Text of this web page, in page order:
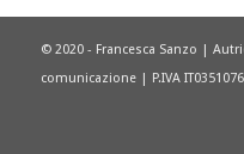
© 2020 - Francesca Sanzo |
comunicazione | P.IVA